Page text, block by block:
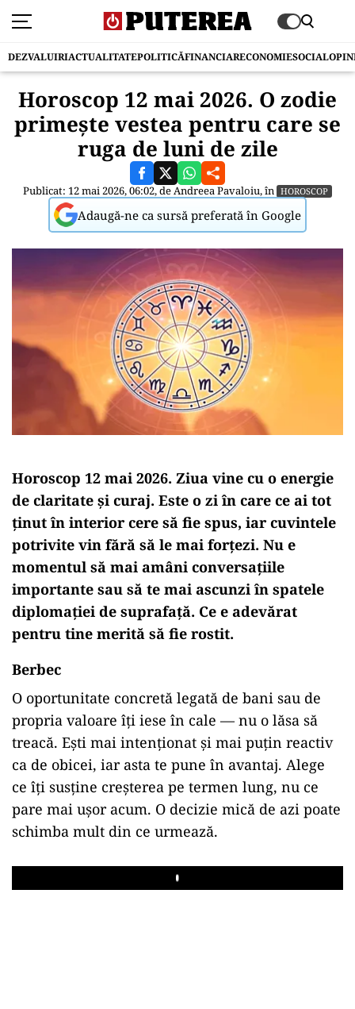
DEZVALUIRIACTUALITATEPOLITICĂFINANCIARECONOMIESOCIAL
Horoscop 12 mai 2026. O zodie
primește vestea pentru care se
ruga de luni de zile
Publicat: 12 mai 2026, 06:02, deAndreea Pavaloiu, în HOROSCOP
Adaugă-ne ca sursă preferată în Google
Horoscop 12 mai 2026. Ziua vine cu o energie
de claritate și curaj. Este o zi în care ce ai tot
ținut în interior cere să fie spus, iar cuvintele
potrivite vin fără să le mai forțezi. Nu e
momentul să mai amâni conversațiile
importante sau să te mai ascunzi în spatele
diplomației de suprafață. Ce e adevărat
pentru tine merită să fie rostit.
Berbec
O oportunitate concretă legată de bani sau de
propria valoare îți iese în cale — nu o lăsa să
treacă. Ești mai intenționat și mai puțin reactiv
ca de obicei, iar asta te pune în avantaj. Alege
ce îți susține creșterea pe termen lung, nu ce
pare mai ușor acum. O decizie mică de azi poate
schimba mult din ce urmează.
Play